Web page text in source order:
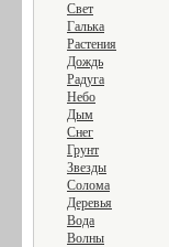
Свет
Галька
Растения
Дождь
Радуга
Небо
Дым
Снег
Грунт
Звезды
Солома
Деревья
Вода
Волны